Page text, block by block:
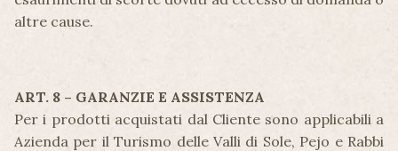
altre cause.
ART. 8 – GARANZIE E ASSISTENZA
Per i prodotti acquistati dal Cliente sono applicabili a
Azienda per il Turismo delle Valli di Sole, Pejo e Rabbi